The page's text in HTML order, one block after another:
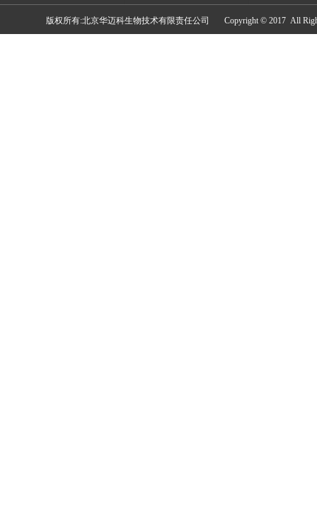
版权所有:北京华迈科生物技术有限责任公司 Copyright © 2017 All